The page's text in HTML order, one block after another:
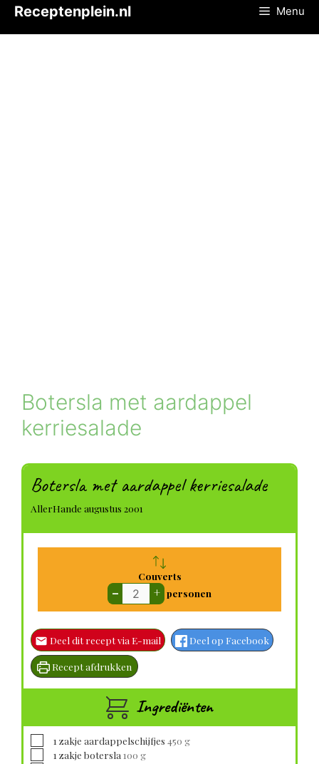
Receptenplein.nl Menu
Botersla met aardappel
kerriesalade
Botersla met aardappel kerriesalade
AllerHande augustus 2001
Couverts
– + personen
Deel dit recept via E-mail Deel op Facebook
Recept afdrukken
Ingrediënten
▢1 zakje aardappelschijfjes 450 g
▢1 zakje botersla 100 g